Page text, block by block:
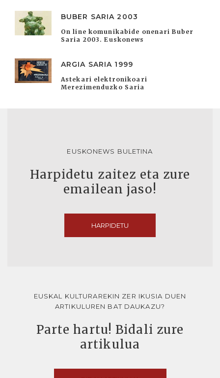
BUBER SARIA 2003
On line komunikabide onenari Buber
Saria 2003. Euskonews
ARGIA SARIA 1999
Astekari elektronikoari
Merezimenduzko Saria
EUSKONEWS BULETINA
Harpidetu zaitez eta zure
emailean jaso!
HARPIDETU
EUSKAL KULTURAREKIN ZER IKUSIA DUEN
ARTIKULUREN BAT DAUKAZU?
Parte hartu! Bidali zure
artikulua